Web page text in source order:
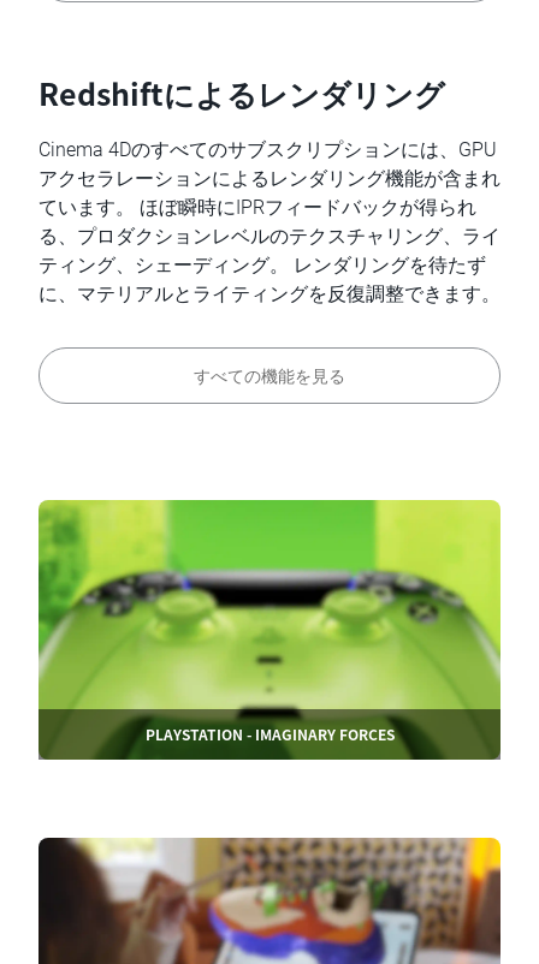
Redshiftによるレンダリング
Cinema 4Dのすべてのサブスクリプションには、GPU
アクセラレーションによるレンダリング機能が含まれ
ています。 ほぼ瞬時にIPRフィードバックが得られ
る、プロダクションレベルのテクスチャリング、ライ
ティング、シェーディング。 レンダリングを待たず
に、マテリアルとライティングを反復調整できます。
すべての機能を見る
PLAYSTATION - IMAGINARY FORCES